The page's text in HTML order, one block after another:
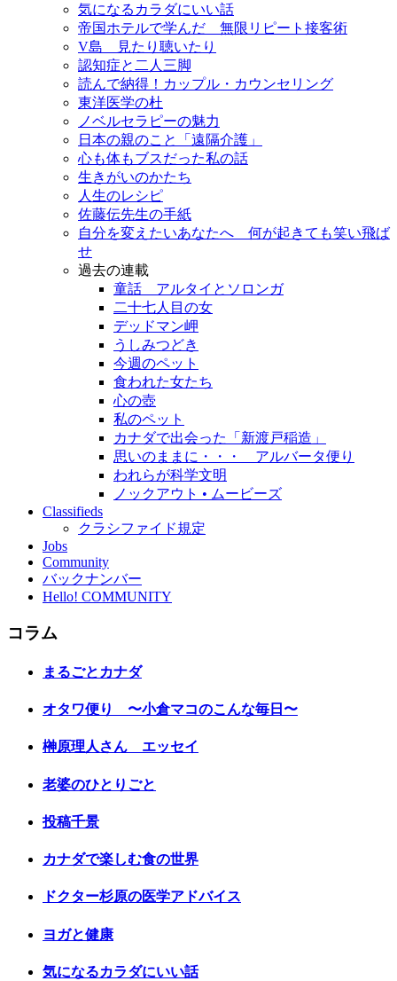
気になるカラダにいい話
帝国ホテルで学んだ 無限リピート接客術
V島 見たり聴いたり
認知症と二人三脚
読んで納得！カップル・カウンセリング
東洋医学の杜
ノベルセラピーの魅力
日本の親のこと「遠隔介護」
心も体もブスだった私の話
生きがいのかたち
人生のレシピ
佐藤伝先生の手紙
自分を変えたいあなたへ 何が起きても笑い飛ば
せ
過去の連載
童話 アルタイとソロンガ
二十七人目の女
デッドマン岬
うしみつどき
今週のペット
食われた女たち
心の壺
私のペット
カナダで出会った「新渡戸稲造」
思いのままに・・・ アルバータ便り
われらが科学文明
ノックアウト • ムービーズ
Classifieds
クラシファイド規定
Jobs
Community
バックナンバー
Hello! COMMUNITY
コラム
まるごとカナダ
オタワ便り 〜小倉マコのこんな毎日〜
榊原理人さん エッセイ
老婆のひとりごと
投稿千景
カナダで楽しむ食の世界
ドクター杉原の医学アドバイス
ヨガと健康
気になるカラダにいい話